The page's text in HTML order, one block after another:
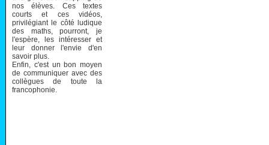
nos élèves. Ces textes
courts et ces vidéos,
privilégiant le côté ludique
des maths, pourront, je
l'espère, les intéresser et
leur donner l'envie d'en
savoir plus.
Enfin, c'est un bon moyen
de communiquer avec des
collègues de toute la
francophonie.